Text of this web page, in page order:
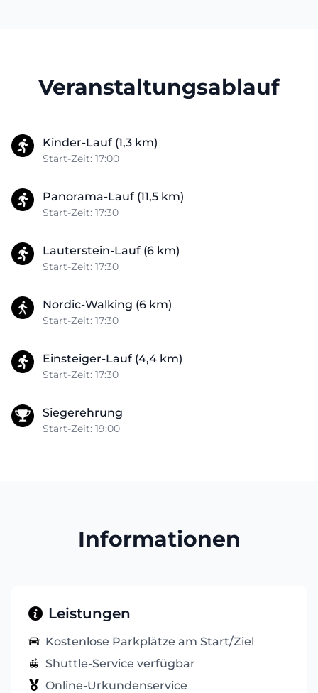
Veranstaltungsablauf
Kinder-Lauf (1,3 km)
Start-Zeit: 17:00
Panorama-Lauf (11,5 km)
Start-Zeit: 17:30
Lauterstein-Lauf (6 km)
Start-Zeit: 17:30
Nordic-Walking (6 km)
Start-Zeit: 17:30
Einsteiger-Lauf (4,4 km)
Start-Zeit: 17:30
Siegerehrung
Start-Zeit: 19:00
Informationen
Leistungen
Kostenlose Parkplätze am Start/Ziel
Shuttle-Service verfügbar
Online-Urkundenservice